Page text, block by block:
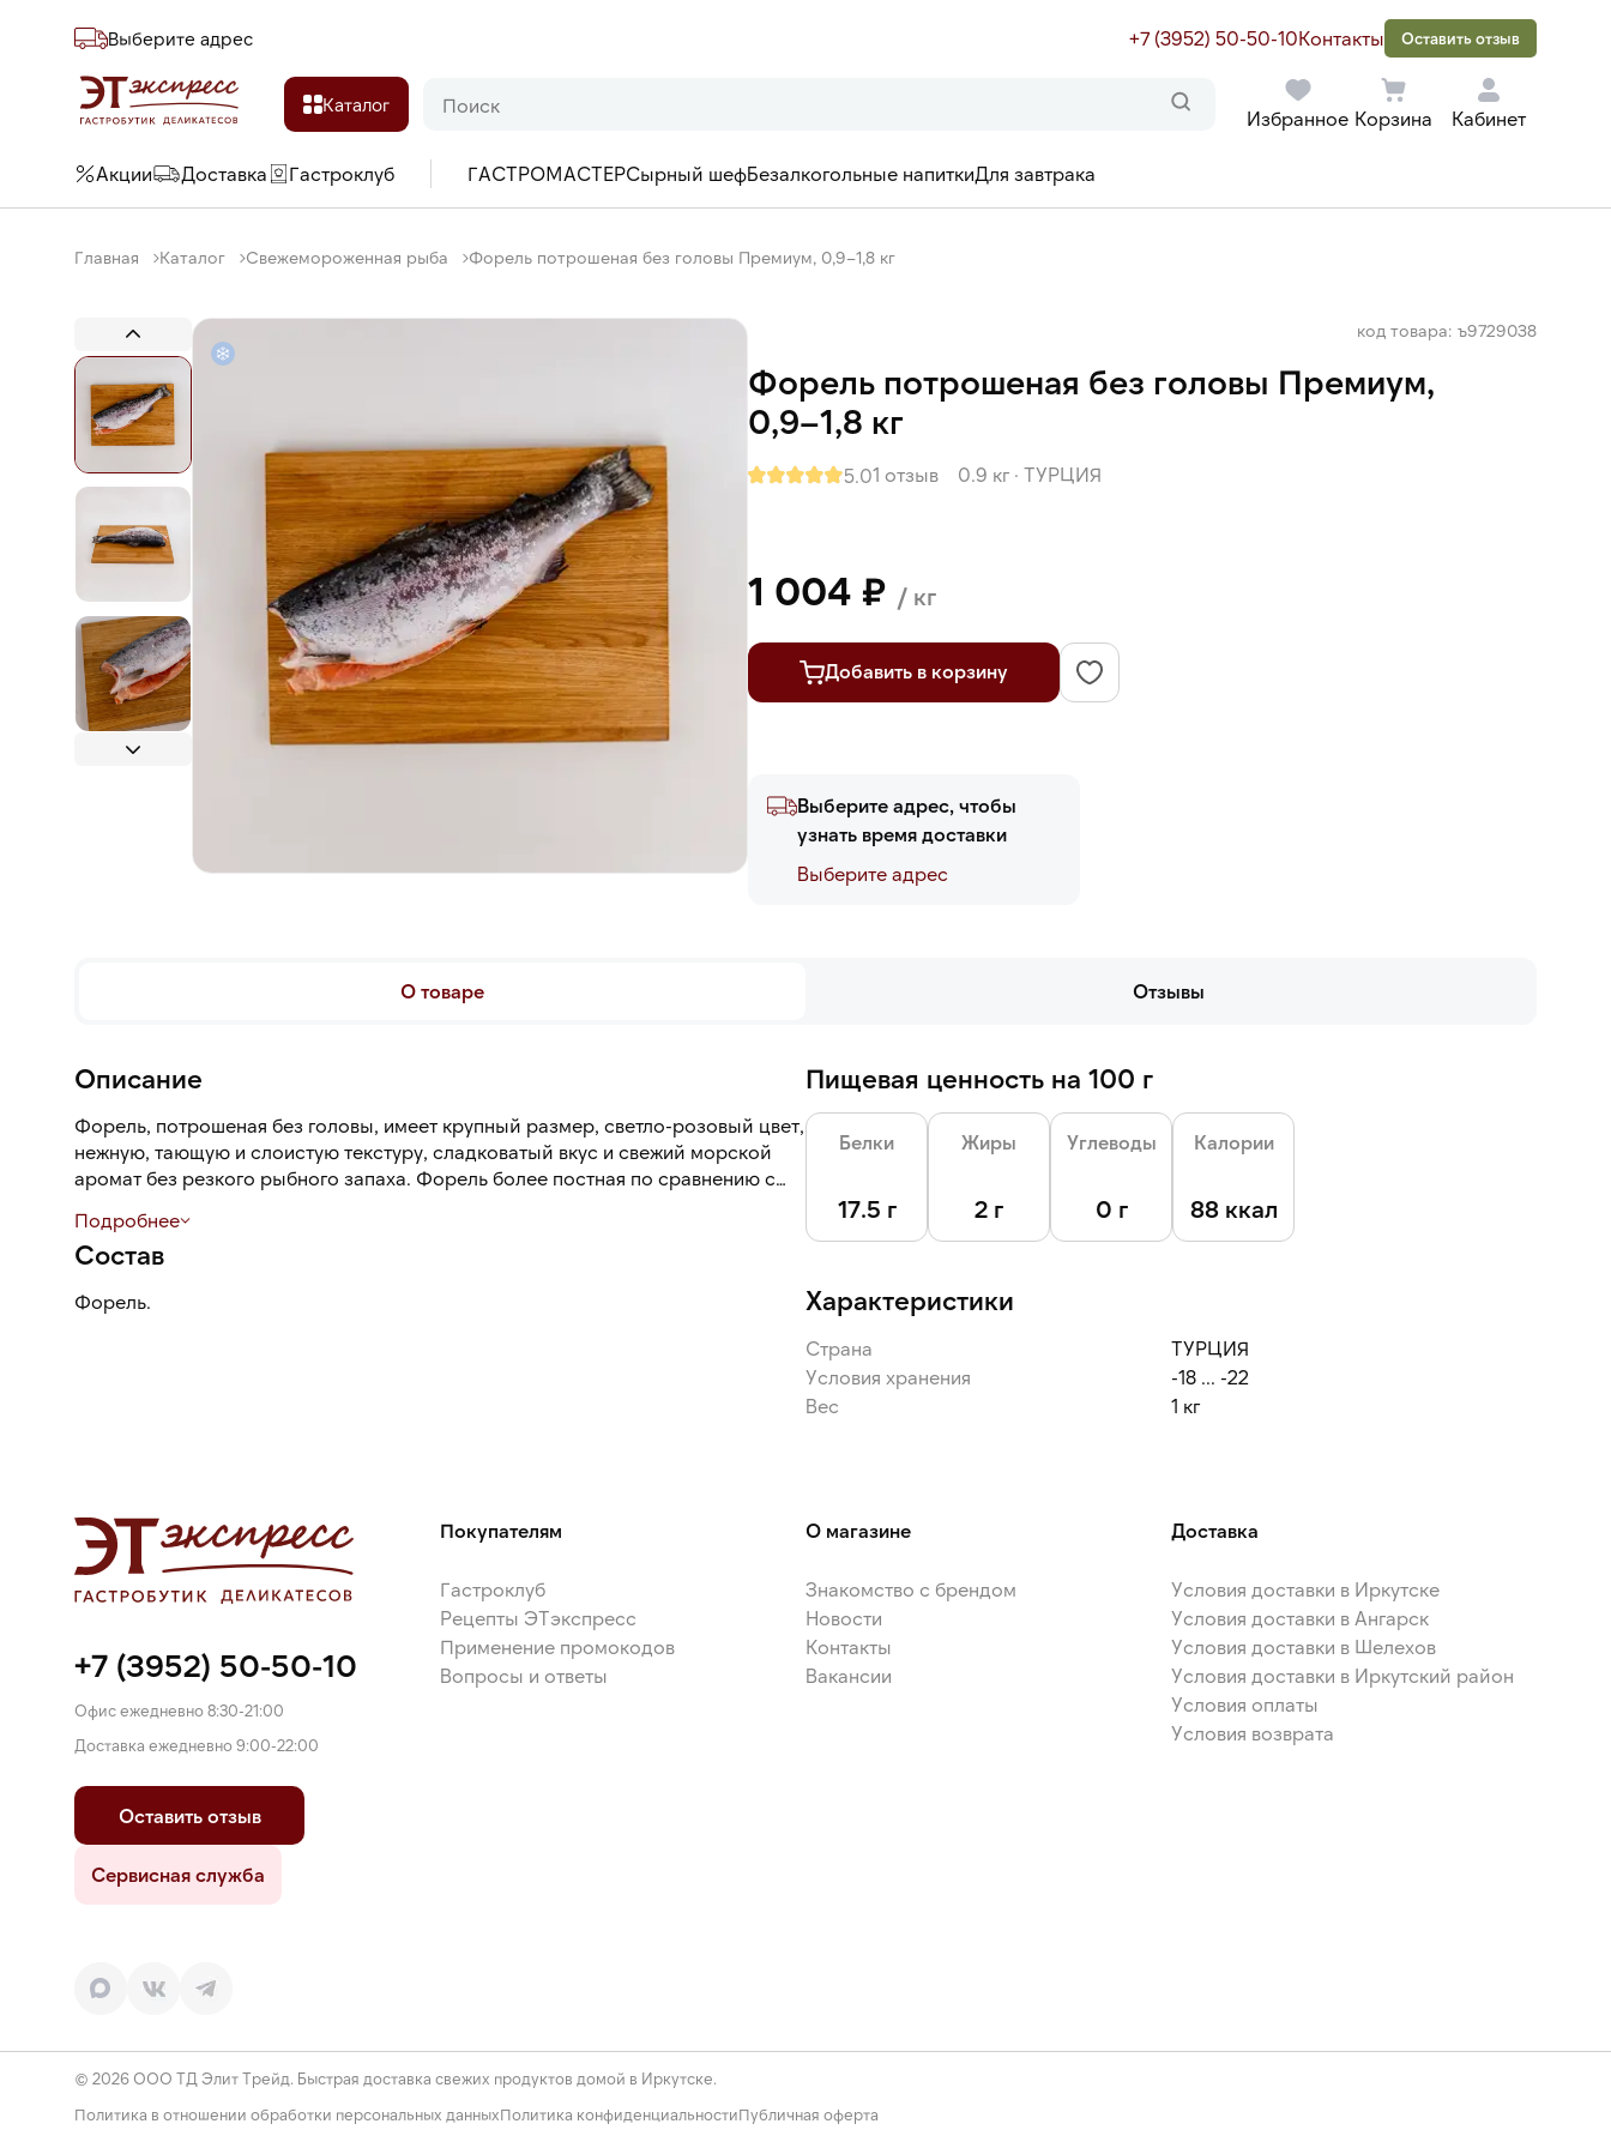
Выберите адреc +7 (3952) 50-50-10Контакты Оставить отзыв
Каталог
Избранное Корзина Кабинет
Акции Доставка Гастроклуб ГАСТРОМАСТЕРСырный шефБезалкогольные напиткиДля завтрака
Главная Каталог Свежемороженная рыба Форель потрошеная без головы Премиум, 0,9–1,8 кг
код товара: ъ9729038
Форель потрошеная без головы Премиум,
0,9–1,8 кг
5.01 отзыв 0.9 кг · ТУРЦИЯ
1 004 ₽ / кг
Добавить в корзину
Выберите адрес, чтобы
узнать время доставки
Выберите адреc
О товаре Отзывы
Описание
Форель, потрошеная без головы, имеет крупный размер, светло-розовый цвет,
нежную, тающую и слоистую текстуру, сладковатый вкус и свежий морской
аромат без резкого рыбного запаха. Форель более постная по сравнению с
Подробнее
Состав
Форель.
Пищевая ценность на 100 г
Белки
17.5 г
Жиры
2 г
Углеводы
0 г
Калории
88 ккал
Характеристики
Страна
ТУРЦИЯ
Условия хранения
-18 ... -22
Вес
1 кг
+7 (3952) 50-50-10
Офис ежедневно 8:30-21:00
Доставка ежедневно 9:00-22:00
Оставить отзыв
Сервисная служба
Покупателям
Гастроклуб
Рецепты ЭТэкспресс
Применение промокодов
Вопросы и ответы
О магазине
Знакомство с брендом
Новости
Контакты
Вакансии
Доставка
Условия доставки в Иркутске
Условия доставки в Ангарск
Условия доставки в Шелехов
Условия доставки в Иркутский район
Условия оплаты
Условия возврата
© 2026 ООО ТД Элит Трейд. Быстрая доставка свежих продуктов домой в Иркутске.
Политика в отношении обработки персональных данныхПолитика конфиденциальностиПубличная оферта